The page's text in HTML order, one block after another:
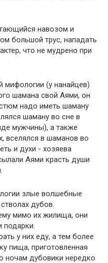
навозом и
большой трус, нападать
что не мудрено при
мифологии (у нанайцев)
шамана свой Аями, он
надо иметь шаману
шаману во сне в
мужчины), а также
вселялся в шаманов во
и духи - хозяева
Аями красть души
злые волшебные
дубов.
мимо их жилища, они
подарки.
у них еду, а тем более
пища, приготовленная
ночам дубовики нередко